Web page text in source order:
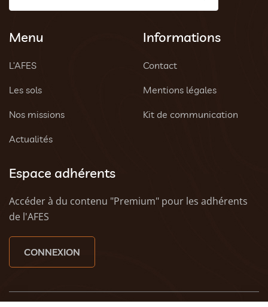
Menu
L’AFES
Les sols
Nos missions
Actualités
Informations
Contact
Mentions légales
Kit de communication
Espace adhérents
Accéder à du contenu "Premium" pour les adhérents
de l'AFES
CONNEXION